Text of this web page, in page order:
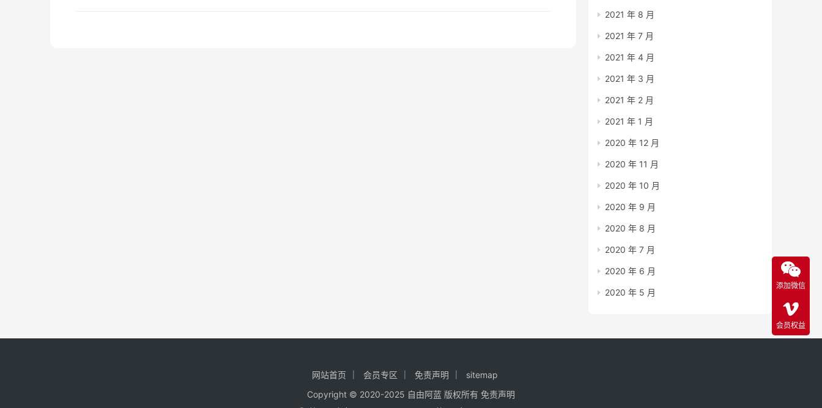
2021 年 8 月
2021 年 7 月
2021 年 4 月
2021 年 3 月
2021 年 2 月
2021 年 1 月
2020 年 12 月
2020 年 11 月
2020 年 10 月
2020 年 9 月
2020 年 8 月
2020 年 7 月
2020 年 6 月
2020 年 5 月
网站首页 会员专区 免责声明
sitemap
Copyright © 2020-2025 自由阿蓝 版权所有 免责声明
添加微信
会员权益